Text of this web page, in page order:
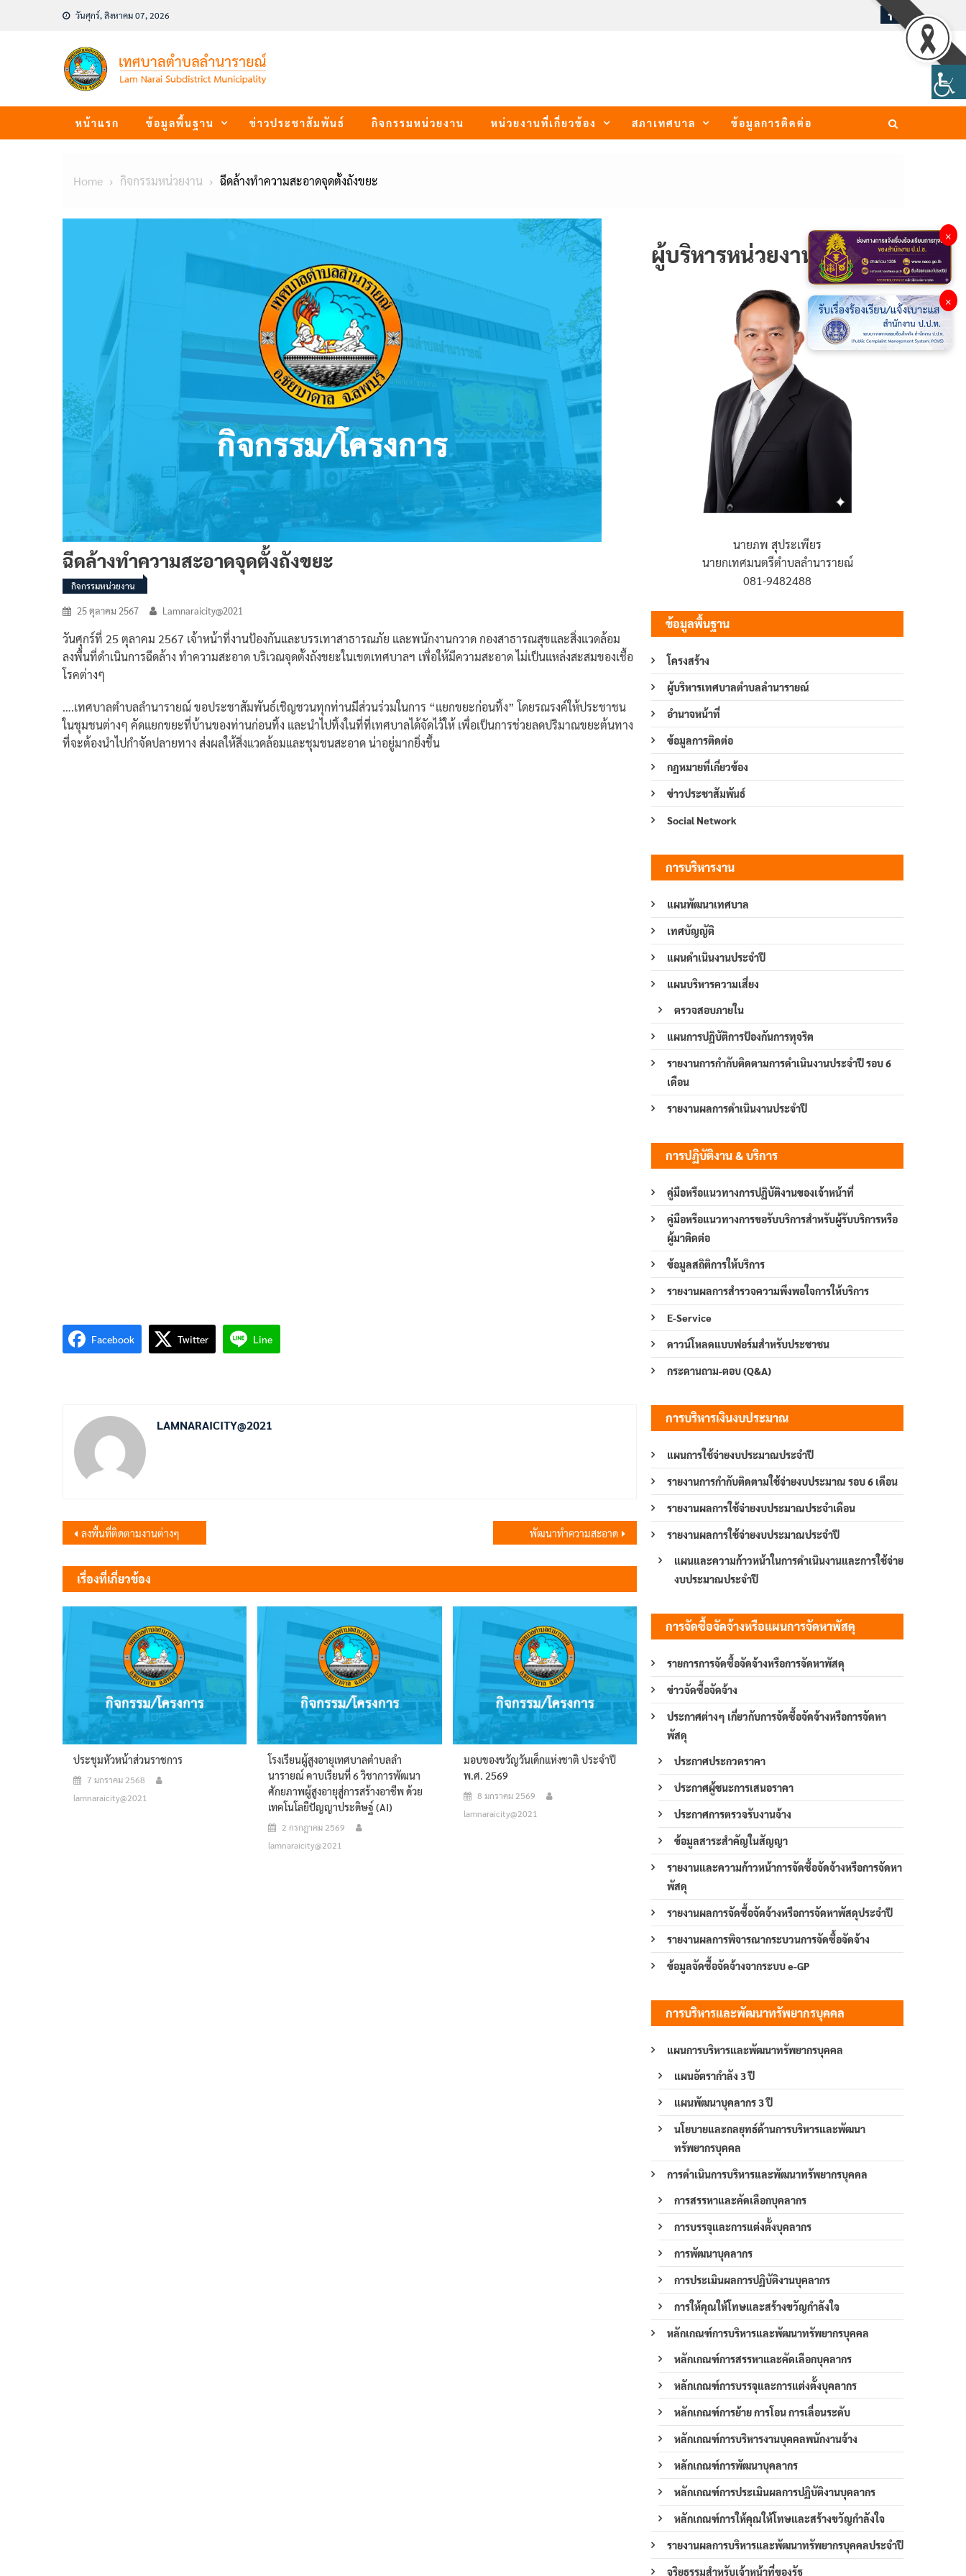
วันศุกร์, สิงหาคม 07, 2026
หน้าแรก ข้อมูลพื้นฐาน ข่าวประชาสัมพันธ์ กิจกรรมหน่วยงาน หน่วยงานที่เกี่ยวข้อง สภาเทศบาล ข้อมูลการติดต่อ
Home กิจกรรมหน่วยงาน ฉีดล้างทำความสะอาดจุดตั้งถังขยะ
ฉีดล้างทำความสะอาดจุดตั้งถังขยะ
กิจกรรมหน่วยงาน
25 ตุลาคม 2567 Lamnaraicity@2021
วันศุกร์ที่ 25 ตุลาคม 2567 เจ้าหน้าที่งานป้องกันและบรรเทาสาธารณภัย และพนักงานกวาด กองสาธารณสุขและสิ่งแวดล้อม
ลงพื้นที่ดำเนินการฉีดล้าง ทำความสะอาด บริเวณจุดตั้งถังขยะในเขตเทศบาลฯ เพื่อให้มีความสะอาด ไม่เป็นแหล่งสะสมของเชื้อ
โรคต่างๆ
….เทศบาลตำบลลำนารายณ์ ขอประชาสัมพันธ์เชิญชวนทุกท่านมีส่วนร่วมในการ “แยกขยะก่อนทิ้ง” โดยรณรงค์ให้ประชาชน
ในชุมชนต่างๆ คัดแยกขยะที่บ้านของท่านก่อนทิ้ง และนำไปทิ้งในที่ที่เทศบาลได้จัดไว้ให้ เพื่อเป็นการช่วยลดปริมาณขยะต้นทาง
ที่จะต้องนำไปกำจัดปลายทาง ส่งผลให้สิ่งแวดล้อมและชุมชนสะอาด น่าอยู่มากยิ่งขึ้น
Facebook Twitter Line
LAMNARAICITY@2021
แนะแนว
เรื่อง
ลงพื้นที่ติดตามงานต่างๆ พัฒนาทำความสะอาด
เรื่องที่เกี่ยวข้อง
ประชุมหัวหน้าส่วนราชการ
7 มกราคม 2568
lamnaraicity@2021
โรงเรียนผู้สูงอายุเทศบาลตำบลลำ
นารายณ์ คาบเรียนที่ 6 วิชาการพัฒนา
ศักยภาพผู้สูงอายุสู่การสร้างอาชีพ ด้วย
เทคโนโลยีปัญญาประดิษฐ์ (AI)
2 กรกฎาคม 2569
lamnaraicity@2021
มอบของขวัญวันเด็กแห่งชาติ ประจำปี
พ.ศ. 2569
8 มกราคม 2569
lamnaraicity@2021
ผู้บริหารหน่วยงาน
นายภพ สุประเพียร
นายกเทศมนตรีตำบลลำนารายณ์
081-9482488
ข้อมูลพื้นฐาน
โครงสร้าง
ผู้บริหารเทศบาลตำบลลำนารายณ์
อำนาจหน้าที่
ข้อมูลการติดต่อ
กฎหมายที่เกี่ยวข้อง
ข่าวประชาสัมพันธ์
Social Network
การบริหารงาน
แผนพัฒนาเทศบาล
เทศบัญญัติ
แผนดำเนินงานประจำปี
แผนบริหารความเสี่ยง
ตรวจสอบภายใน
แผนการปฏิบัติการป้องกันการทุจริต
รายงานการกำกับติดตามการดำเนินงานประจำปี รอบ 6
เดือน
รายงานผลการดำเนินงานประจำปี
การปฏิบัติงาน & บริการ
คู่มือหรือแนวทางการปฏิบัติงานของเจ้าหน้าที่
คู่มือหรือแนวทางการขอรับบริการสำหรับผู้รับบริการหรือ
ผู้มาติดต่อ
ข้อมูลสถิติการให้บริการ
รายงานผลการสำรวจความพึงพอใจการให้บริการ
E-Service
ดาวน์โหลดแบบฟอร์มสำหรับประชาชน
กระดานถาม-ตอบ (Q&A)
การบริหารเงินงบประมาณ
แผนการใช้จ่ายงบประมาณประจำปี
รายงานการกำกับติดตามใช้จ่ายงบประมาณ รอบ 6 เดือน
รายงานผลการใช้จ่ายงบประมาณประจำเดือน
รายงานผลการใช้จ่ายงบประมาณประจำปี
แผนและความก้าวหน้าในการดำเนินงานและการใช้จ่าย
งบประมาณประจำปี
การจัดซื้อจัดจ้างหรือแผนการจัดหาพัสดุ
รายการการจัดซื้อจัดจ้างหรือการจัดหาพัสดุ
ข่าวจัดซื้อจัดจ้าง
ประกาศต่างๆ เกี่ยวกับการจัดซื้อจัดจ้างหรือการจัดหา
พัสดุ
ประกาศประกวดราคา
ประกาศผู้ชนะการเสนอราคา
ประกาศการตรวจรับงานจ้าง
ข้อมูลสาระสำคัญในสัญญา
รายงานและความก้าวหน้าการจัดซื้อจัดจ้างหรือการจัดหา
พัสดุ
รายงานผลการจัดซื้อจัดจ้างหรือการจัดหาพัสดุประจำปี
รายงานผลการพิจารณากระบวนการจัดซื้อจัดจ้าง
ข้อมูลจัดซื้อจัดจ้างจากระบบ e-GP
การบริหารและพัฒนาทรัพยากรบุคคล
แผนการบริหารและพัฒนาทรัพยากรบุคคล
แผนอัตรากำลัง 3 ปี
แผนพัฒนาบุคลากร 3 ปี
นโยบายและกลยุทธ์ด้านการบริหารและพัฒนา
ทรัพยากรบุคคล
การดำเนินการบริหารและพัฒนาทรัพยากรบุคคล
การสรรหาและคัดเลือกบุคลากร
การบรรจุและการแต่งตั้งบุคลากร
การพัฒนาบุคลากร
การประเมินผลการปฏิบัติงานบุคลากร
การให้คุณให้โทษและสร้างขวัญกำลังใจ
หลักเกณฑ์การบริหารและพัฒนาทรัพยากรบุคคล
หลักเกณฑ์การสรรหาและคัดเลือกบุคลากร
หลักเกณฑ์การบรรจุและการแต่งตั้งบุคลากร
หลักเกณฑ์การย้าย การโอน การเลื่อนระดับ
หลักเกณฑ์การบริหารงานบุคคลพนักงานจ้าง
หลักเกณฑ์การพัฒนาบุคลากร
หลักเกณฑ์การประเมินผลการปฏิบัติงานบุคลากร
หลักเกณฑ์การให้คุณให้โทษและสร้างขวัญกำลังใจ
รายงานผลการบริหารและพัฒนาทรัพยากรบุคคลประจำปี
จริยธรรมสำหรับเจ้าหน้าที่ของรัฐ
×
×